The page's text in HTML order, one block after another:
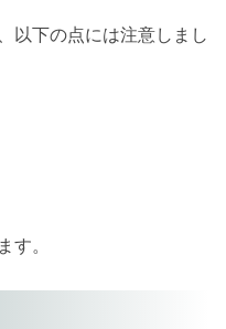
以下の点には注意しまし
す。